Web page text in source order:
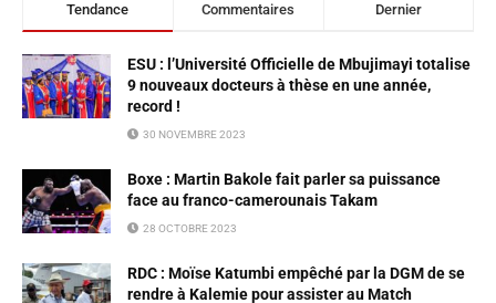
Tendance Commentaires Dernier
ESU : l’Université Officielle de Mbujimayi totalise
9 nouveaux docteurs à thèse en une année,
record !
30 NOVEMBRE 2023
Boxe : Martin Bakole fait parler sa puissance
face au franco-camerounais Takam
28 OCTOBRE 2023
RDC : Moïse Katumbi empêché par la DGM de se
rendre à Kalemie pour assister au Match